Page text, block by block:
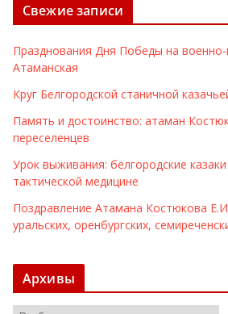
Свежие записи
Празднования Дня Победы на
Атаманская
Круг Белгородской станичной
Память и достоинство: атаман
переселенцев
Урок выживания: белгородские
тактической медицине
Поздравление Атамана Костюкова
уральских, оренбургских,
Архивы